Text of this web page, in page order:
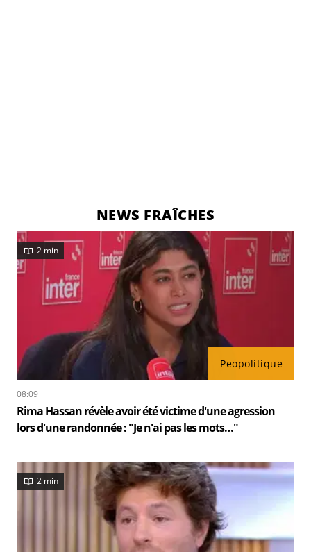
NEWS FRAÎCHES
Peopolitique
2 min
08:09
Rima Hassan révèle avoir été victime d'une agression
lors d'une randonnée : "Je n'ai pas les mots…"
2 min